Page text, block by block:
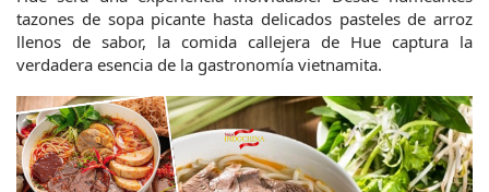
tazones de sopa picante hasta delicados pasteles de arroz
llenos de sabor, la comida callejera de Hue captura la
verdadera esencia de la gastronomía vietnamita.